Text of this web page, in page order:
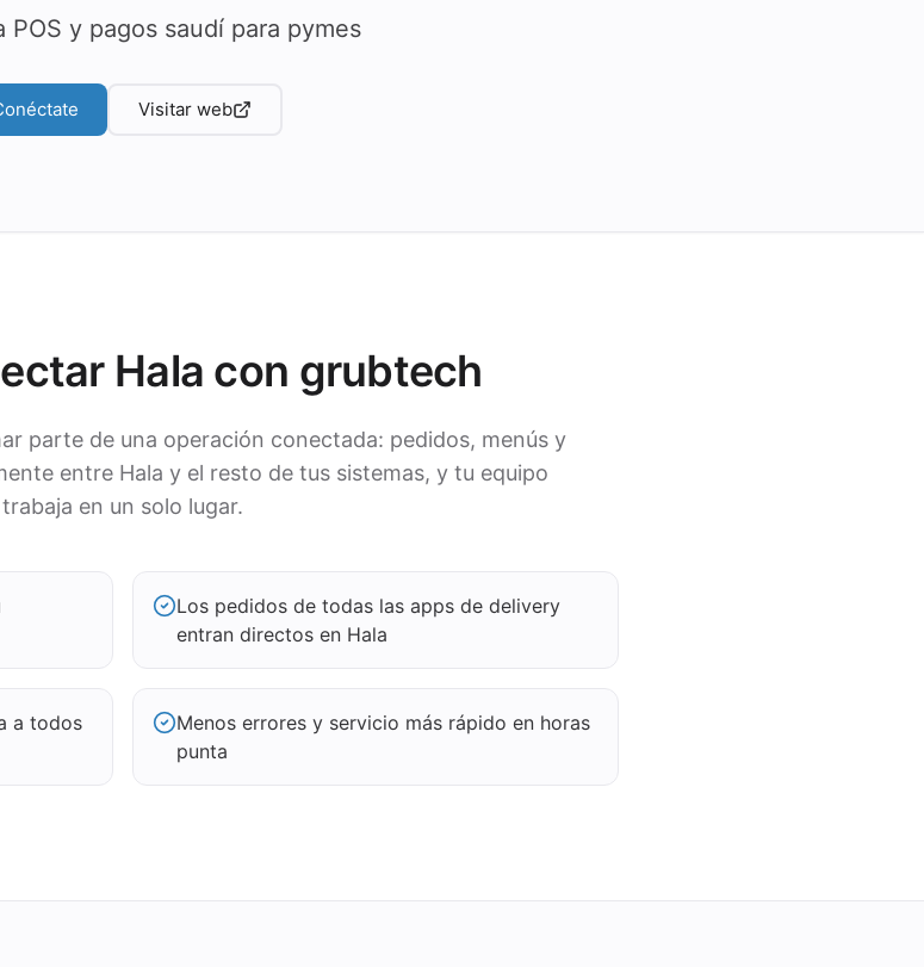
POS y pagos saudí para pymes
Visitar web
Hala con grubtech
parte de una operación conectada: pedidos, menús y
entre Hala y el resto de tus sistemas, y tu equipo
trabaja en un solo lugar.
Los pedidos de todas las apps de delivery
entran directos en Hala
a todos
Menos errores y servicio más rápido en horas
punta